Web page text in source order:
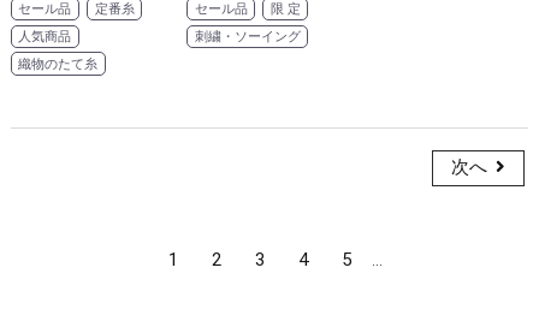
セール品
定番糸
人気商品
織物のたて糸
セール品
限 定
刺繍・ソーイング
1 2 3 4 5 ...
次へ